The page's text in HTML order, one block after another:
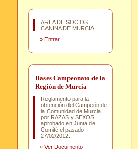
AREA DE SOCIOS
CANINA DE MURCIA
» Entrar
Bases Campeonato de la
Región de Murcia
Reglamento para la
obtención del Campeón de
la Comunidad de Murcia
por RAZAS y SEXOS,
aprobado en Junta de
Comité el pasado
27/02/2012.
» Ver Documento